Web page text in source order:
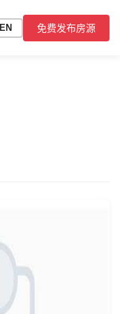
EN 免费发布房源